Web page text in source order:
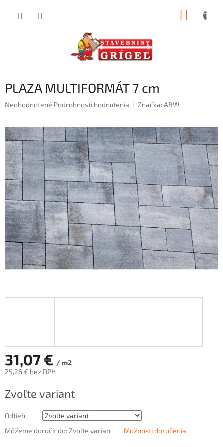
PLAZA MULTIFORMÁT 7 cm
Priemerné
je
0,0
z
5
hviezdičiek.
Neohodnotené Podrobnosti hodnotenia Značka:ABW
31,07 € / m2
25,26 € bez DPH
cena:
Zvoľte variant
Odtieň
Môžeme doručiť do: Zvoľte variant Možnosti doručenia